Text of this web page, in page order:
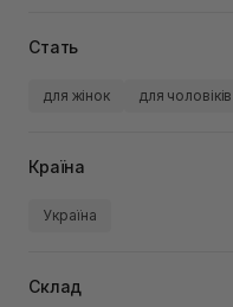
Стать
для жінок для чоловіків
Країна
Україна
Склад